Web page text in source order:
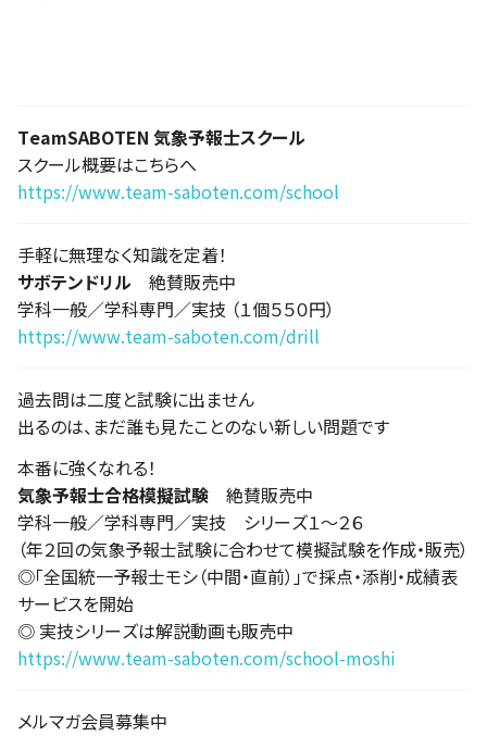
TeamSABOTEN 気象予報士スクール
スクール概要はこちらへ
https://www.team-saboten.com/school
手軽に無理なく知識を定着！
サボテンドリル 絶賛販売中
学科一般／学科専門／実技 （１個５５０円）
https://www.team-saboten.com/drill
過去問は二度と試験に出ません
出るのは、まだ誰も見たことのない新しい問題です
本番に強くなれる！
気象予報士合格模擬試験 絶賛販売中
学科一般／学科専門／実技 シリーズ１～２６
（年２回の気象予報士試験に合わせて模擬試験を作成・販売）
◎「全国統一予報士モシ（中間・直前）」で採点・添削・成績表
サービスを開始
◎ 実技シリーズは解説動画も販売中
https://www.team-saboten.com/school-moshi
メルマガ会員募集中